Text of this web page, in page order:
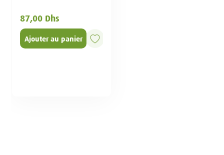
87,00 Dhs
Ajouter au panier